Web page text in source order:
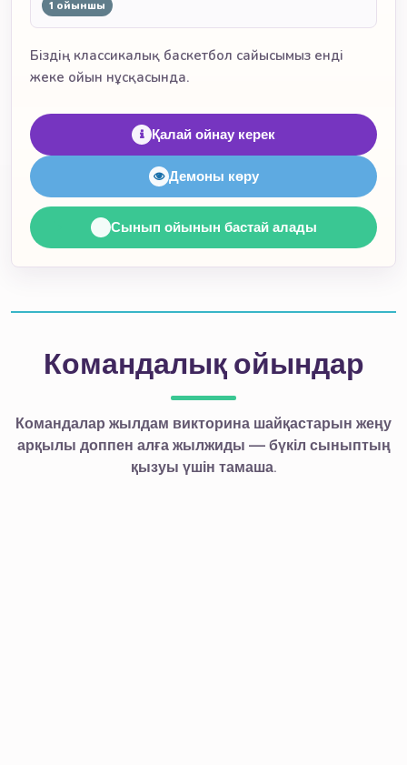
1 ойыншы
Біздің классикалық баскетбол сайысымыз енді
жеке ойын нұсқасында.
Қалай ойнау керек
Демоны көру
Сынып ойынын бастай алады
Командалық ойындар
Командалар жылдам викторина шайқастарын жеңу
арқылы доппен алға жылжиды — бүкіл сыныптың
қызуы үшін тамаша.